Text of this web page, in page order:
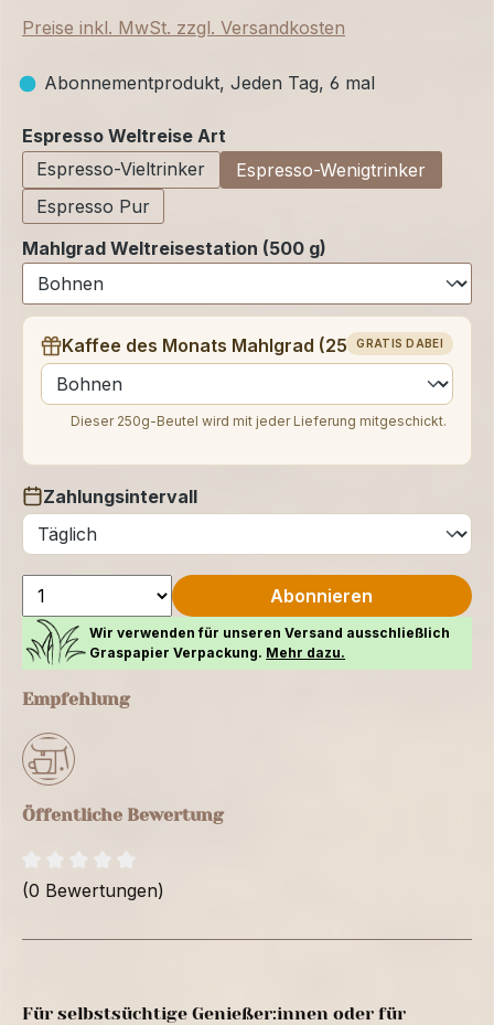
Preise inkl. MwSt. zzgl. Versandkosten
Abonnementprodukt, Jeden Tag, 6 mal
Espresso Weltreise Art
Espresso-Vieltrinker
Espresso-Wenigtrinker
Espresso Pur
Mahlgrad Weltreisestation (500 g)
GRATIS DABEI
Kaffee des Monats Mahlgrad (250 g)
auswählen
Dieser 250g-Beutel wird mit jeder Lieferung mitgeschickt.
Zahlungsintervall
auswählen
Abonnieren
Wir verwenden für unseren Versand ausschließlich
Graspapier Verpackung. Mehr dazu.
Empfehlung
Öffentliche Bewertung
(0 Bewertungen)
Für selbstsüchtige Genießer:innen oder für